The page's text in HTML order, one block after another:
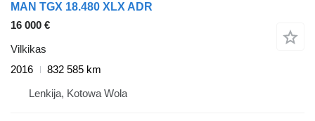
MAN TGX 18.480 XLX ADR
16 000 €
Vilkikas
2016
832 585 km
Lenkija, Kotowa Wola